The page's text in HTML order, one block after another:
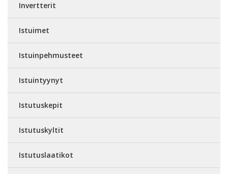
Invertterit
Istuimet
Istuinpehmusteet
Istuintyynyt
Istutuskepit
Istutuskyltit
Istutuslaatikot